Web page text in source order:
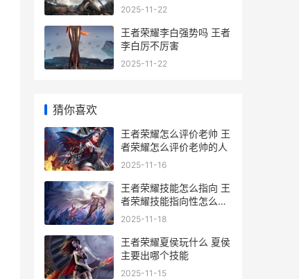
2025-11-22
王者荣耀李白强势吗 王者
李白厉不厉害
2025-11-22
猜你喜欢
王者荣耀怎么评价老帅 王
者荣耀怎么评价老帅的人
2025-11-16
王者荣耀技能怎么指向 王
者荣耀技能指向性怎么设
置
2025-11-18
王者荣耀夏侯玩什么 夏侯
主要出哪个技能
2025-11-15